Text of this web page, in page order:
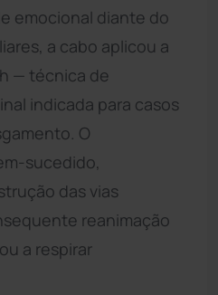
emocional diante do
a cabo aplicou a
— técnica de
indicada para casos
O
sucedido,
das vias
reanimação
a respirar